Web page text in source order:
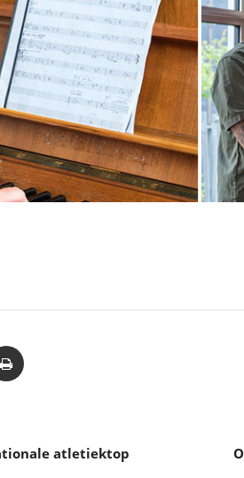
atletiektop